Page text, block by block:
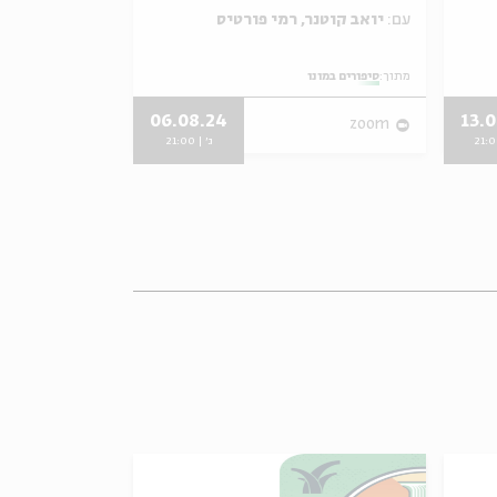
עם:
מתוך:סיפורים במונו
zoom
06.08.24
ג' | 21:00